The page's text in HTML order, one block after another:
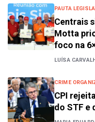
PAUTA
Centrais
Motta
foco na
LUÍSA
CRIME
CPI
do STF e